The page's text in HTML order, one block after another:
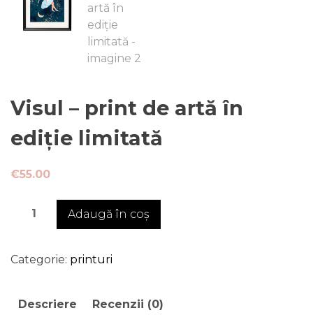
Visul – print de artă în
ediție limitată
€55.00
Cantitate
print
în
Adaugă în coș
Categorie: printuri
Descriere Recenzii (0)